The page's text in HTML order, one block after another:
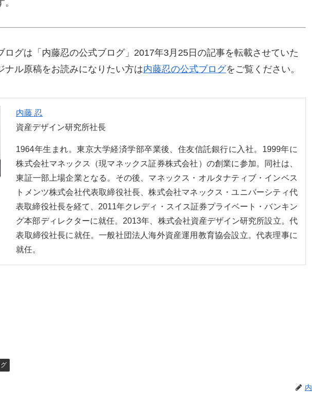
ログは「内藤忍の公式ブログ」2017年3月25日の記事を転載させていた
ナル原稿をお読みになりたい方は内藤忍の公式ブログをご覧ください。
内藤 忍
資産デザイン研究所社長
1964年生まれ。東京大学経済学部卒業後、住友信託銀行に入社。1999年に
株式会社マネックス（現マネックス証券株式会社）の創業に参加。同社は、
東証一部上場企業となる。その後、マネックス・オルタナティブ・インベス
トメンツ株式会社代表取締役社長、株式会社マネックス・ユニバーシティ代
表取締役社長を経て、2011年クレディ・スイス証券プライベート・バンキン
グ本部ディレクターに就任。2013年、株式会社資産デザイン研究所設立。代
表取締役社長に就任。一般社団法人海外資産運用教育協会設立。代表理事に
就任。